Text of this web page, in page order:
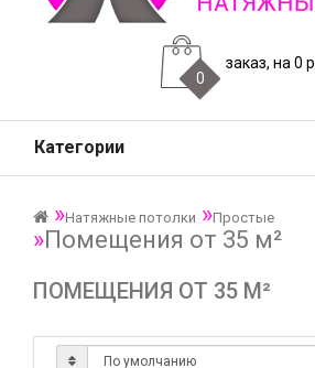
0
заказ, на 0 р.
Категории
Натяжные потолки Простые
Помещения от 35 м²
ПОМЕЩЕНИЯ ОТ 35 М²